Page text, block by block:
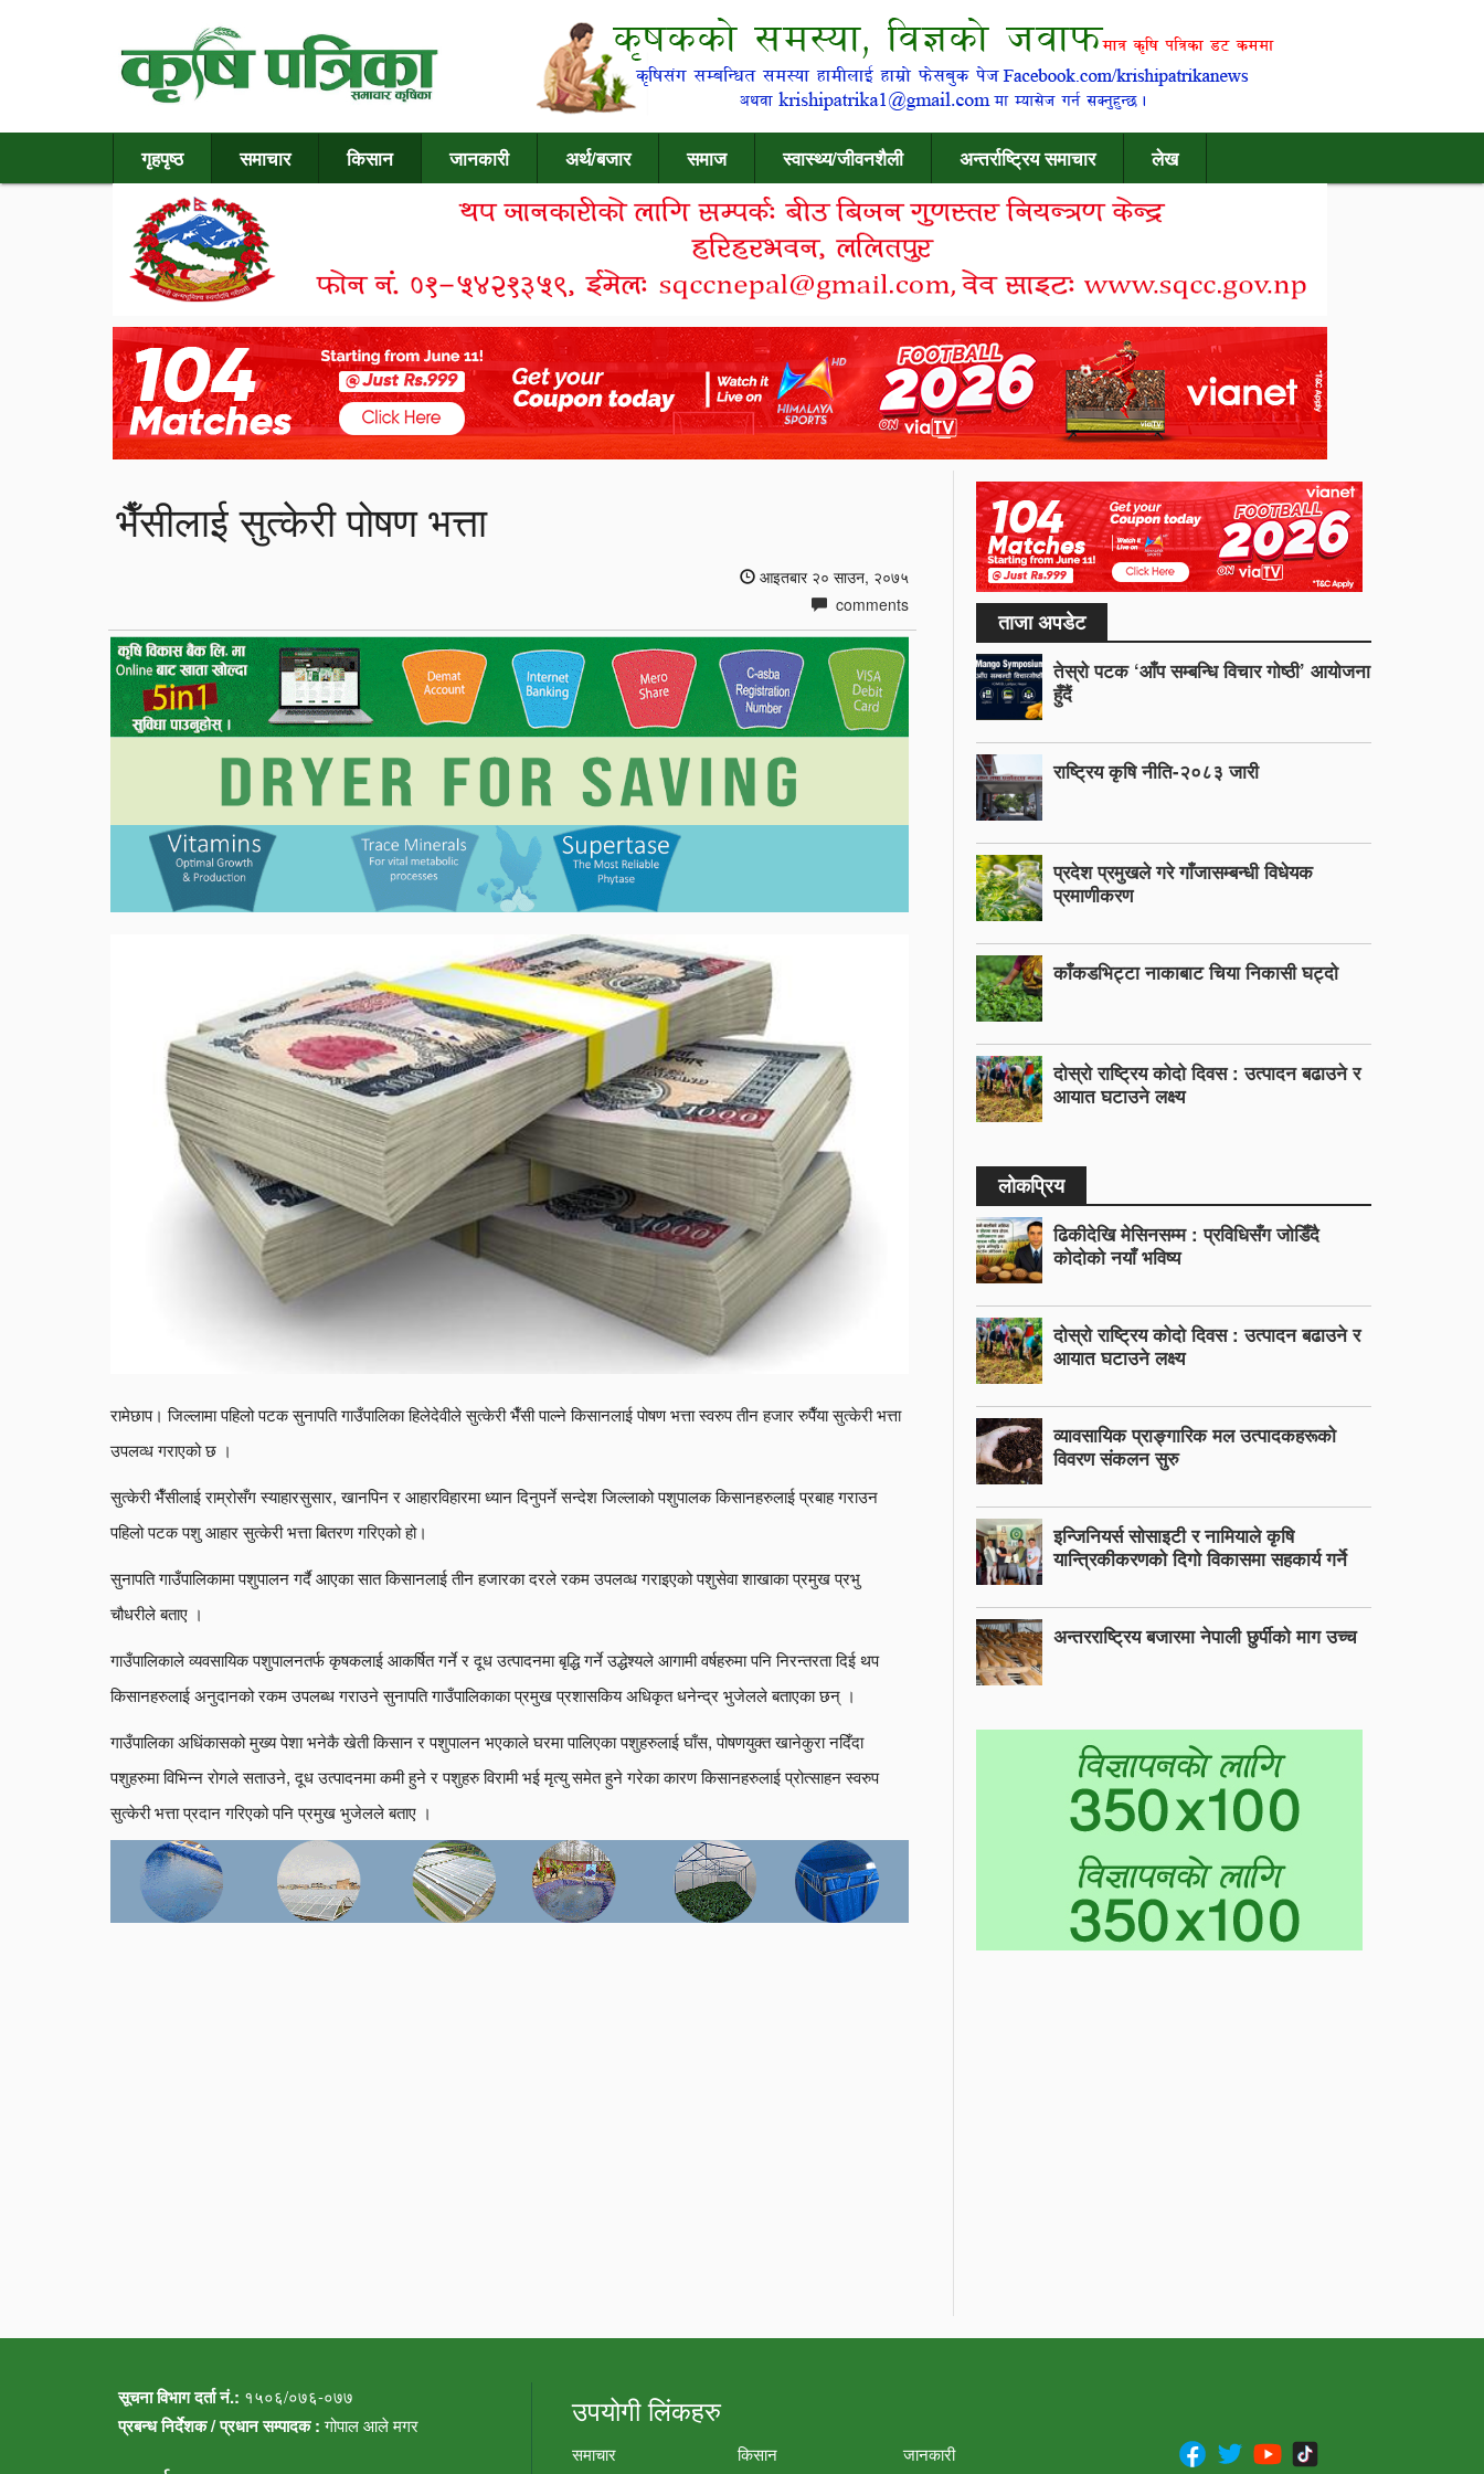
गृहपृष्ठ समाचार किसान जानकारी अर्थ/बजार समाज स्वास्थ्य/जीवनशैली अन्तर्राष्ट्रिय समाचार लेख
भैँसीलाई सुत्केरी पोषण भत्ता
आइतबार २० साउन, २०७५
comments
रामेछाप। जिल्लामा पहिलो पटक सुनापति गाउँपालिका हिलेदेवीले सुत्केरी भैँसी पाल्ने किसानलाई पोषण भत्ता स्वरुप तीन हजार रुपैँया सुत्केरी भत्ता
उपलव्ध गराएको छ ।
सुत्केरी भैँसीलाई राम्रोसँग स्याहारसुसार, खानपिन र आहारविहारमा ध्यान दिनुपर्ने सन्देश जिल्लाको पशुपालक किसानहरुलाई प्रबाह गराउन
पहिलो पटक पशु आहार सुत्केरी भत्ता बितरण गरिएको हो।
सुनापति गाउँपालिकामा पशुपालन गर्दै आएका सात किसानलाई तीन हजारका दरले रकम उपलव्ध गराइएको पशुसेवा शाखाका प्रमुख प्रभु
चौधरीले बताए ।
गाउँपालिकाले व्यवसायिक पशुपालनतर्फ कृषकलाई आकर्षित गर्ने र दूध उत्पादनमा बृद्धि गर्ने उद्धेश्यले आगामी वर्षहरुमा पनि निरन्तरता दिई थप
किसानहरुलाई अनुदानको रकम उपलब्ध गराउने सुनापति गाउँपालिकाका प्रमुख प्रशासकिय अधिकृत धनेन्द्र भुजेलले बताएका छन् ।
गाउँपालिका अधिंकासको मुख्य पेशा भनेकै खेती किसान र पशुपालन भएकाले घरमा पालिएका पशुहरुलाई घाँस, पोषणयुक्त खानेकुरा नदिँदा
पशुहरुमा विभिन्न रोगले सताउने, दूध उत्पादनमा कमी हुने र पशुहरु विरामी भई मृत्यु समेत हुने गरेका कारण किसानहरुलाई प्रोत्साहन स्वरुप
सुत्केरी भत्ता प्रदान गरिएको पनि प्रमुख भुजेलले बताए ।
ताजा अपडेट
तेस्रो पटक ‘आँप सम्बन्धि विचार गोष्ठी’ आयोजना
हुँदैं
राष्ट्रिय कृषि नीति-२०८३ जारी
प्रदेश प्रमुखले गरे गाँजासम्बन्धी विधेयक
प्रमाणीकरण
काँकडभिट्टा नाकाबाट चिया निकासी घट्दो
दोस्रो राष्ट्रिय कोदो दिवस : उत्पादन बढाउने र
आयात घटाउने लक्ष्य
लोकप्रिय
ढिकीदेखि मेसिनसम्म : प्रविधिसँग जोडिँदै
कोदोको नयाँ भविष्य
दोस्रो राष्ट्रिय कोदो दिवस : उत्पादन बढाउने र
आयात घटाउने लक्ष्य
व्यावसायिक प्राङ्गारिक मल उत्पादकहरूको
विवरण संकलन सुरु
इन्जिनियर्स सोसाइटी र नामियाले कृषि
यान्त्रिकीकरणको दिगो विकासमा सहकार्य गर्ने
अन्तरराष्ट्रिय बजारमा नेपाली छुर्पीको माग उच्च
सूचना विभाग दर्ता नं.: १५०६/०७६-०७७
प्रबन्ध निर्देशक / प्रधान सम्पादक :गोपाल आले मगर उपयोगी लिंकहरु
समाचार किसान जानकारी